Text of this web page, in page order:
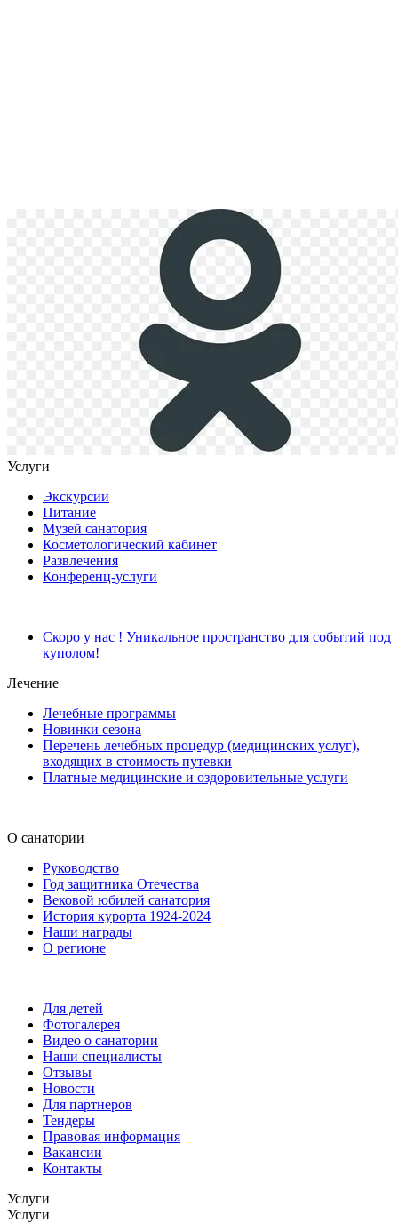
Услуги
Экскурсии
Питание
Музей санатория
Косметологический кабинет
Развлечения
Конференц-услуги
Скоро у нас ! Уникальное пространство для событий под
куполом!
Лечение
Лечебные программы
Новинки сезона
Перечень лечебных процедур (медицинских услуг),
входящих в стоимость путевки
Платные медицинские и оздоровительные услуги
О санатории
Руководство
Год защитника Отечества
Вековой юбилей санатория
История курорта 1924-2024
Наши награды
О регионе
Для детей
Фотогалерея
Видео о санатории
Наши специалисты
Отзывы
Новости
Для партнеров
Тендеры
Правовая информация
Вакансии
Контакты
Услуги
Услуги